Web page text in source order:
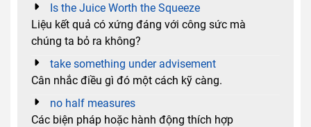
Is the Juice Worth the Squeeze
Liệu kết quả có xứng đáng với công sức mà
chúng ta bỏ ra không?
take something under advisement
Cân nhắc điều gì đó một cách kỹ càng.
no half measures
Các biện pháp hoặc hành động thích hợp